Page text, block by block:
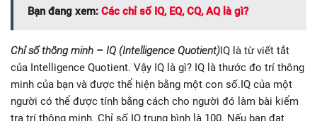
Bạn đang xem: Các chỉ số IQ, EQ, CQ, AQ là gì?
Chỉ số thông minh – IQ (Intelligence Quotient)IQ là từ viết tắt
của Intelligence Quotient. Vậy IQ là gì? IQ là thước đo trí thông
minh của bạn và được thể hiện bằng một con số.IQ của một
người có thể được tính bằng cách cho người đó làm bài kiểm
tra trí thông minh. Chỉ số IQ trung bình là 100. Nếu bạn đạt